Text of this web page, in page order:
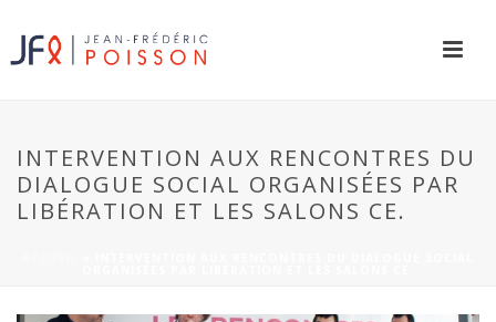
INTERVENTION AUX RENCONTRES DU
DIALOGUE SOCIAL ORGANISÉES PAR
LIBÉRATION ET LES SALONS CE.